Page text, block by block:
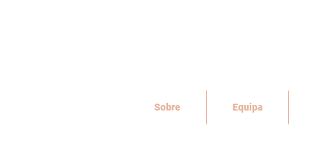
Sobre Equipa